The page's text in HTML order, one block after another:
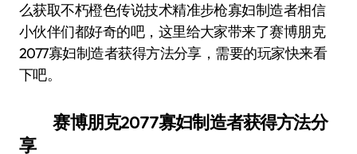
么获取不朽橙色传说技术精准步枪寡妇制造者相信
小伙伴们都好奇的吧，这里给大家带来了赛博朋克
2077寡妇制造者获得方法分享，需要的玩家快来看
下吧。
赛博朋克2077寡妇制造者获得方法分
享